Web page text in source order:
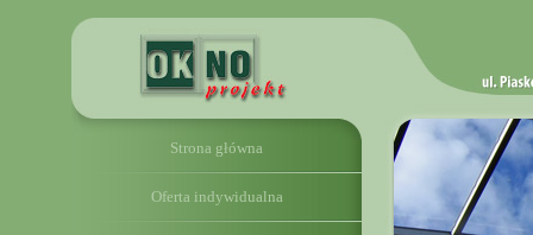
Strona główna
Oferta indywidualna